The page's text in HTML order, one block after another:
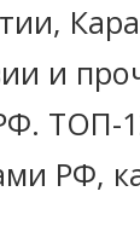
и
ТОП-
РФ,